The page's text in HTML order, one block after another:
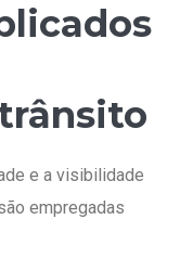
e a visibilidade
empregadas